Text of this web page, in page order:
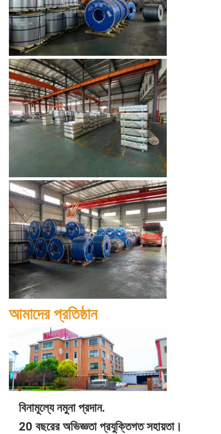
আমাদের প্রতিষ্ঠান
বিনামূল্যে নমুনা প্রদান.
20 বছরের অভিজ্ঞতা প্রযুক্তিগত সহায়তা।